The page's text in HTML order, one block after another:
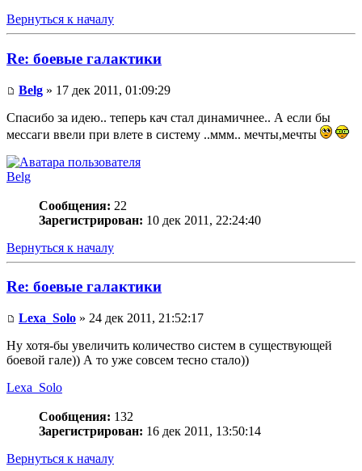
Вернуться к началу
Re: боевые галактики
Belg » 17 дек 2011, 01:09:29
Спасибо за идею.. теперь кач стал динамичнее.. А если бы
мессаги ввели при влете в систему ..ммм.. мечты,мечты
Belg
Сообщения: 22
Зарегистрирован: 10 дек 2011, 22:24:40
Вернуться к началу
Re: боевые галактики
Lexa_Solo » 24 дек 2011, 21:52:17
Ну хотя-бы увеличить количество систем в существующей
боевой гале)) А то уже совсем тесно стало))
Lexa_Solo
Сообщения: 132
Зарегистрирован: 16 дек 2011, 13:50:14
Вернуться к началу